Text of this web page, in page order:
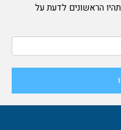
הראשונים לדעת על